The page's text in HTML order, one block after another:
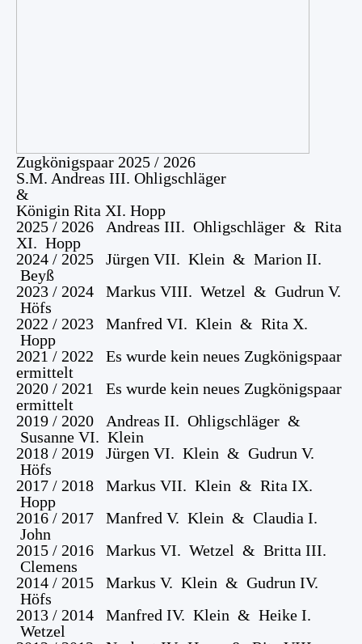
Zugkönigspaar 2025 / 2026
S.M. Andreas III. Ohligschläger
&
Königin Rita XI. Hopp
2025 / 2026 Andreas III. Ohligschläger & Rita
XI. Hopp
2024 / 2025 Jürgen VII. Klein & Marion II.
Beyß
2023 / 2024 Markus VIII. Wetzel & Gudrun V.
Höfs
2022 / 2023 Manfred VI. Klein & Rita X.
Hopp
2021 / 2022 Es wurde kein neues Zugkönigspaar
ermittelt
2020 / 2021 Es wurde kein neues Zugkönigspaar
ermittelt
2019 / 2020 Andreas II. Ohligschläger &
Susanne VI. Klein
2018 / 2019 Jürgen VI. Klein & Gudrun V.
Höfs
2017 / 2018 Markus VII. Klein & Rita IX.
Hopp
2016 / 2017 Manfred V. Klein & Claudia I.
John
2015 / 2016 Markus VI. Wetzel & Britta III.
Clemens
2014 / 2015 Markus V. Klein & Gudrun IV.
Höfs
2013 / 2014 Manfred IV. Klein & Heike I.
Wetzel